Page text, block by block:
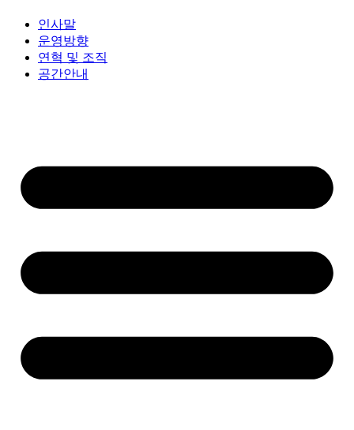
인사말
운영방향
연혁 및 조직
공간안내